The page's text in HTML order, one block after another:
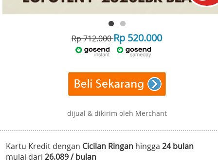
Rp 712.000Rp 520.000
dijual & dikirim oleh Merchant
Kartu Kredit dengan Cicilan Ringan hingga 24 bulan
mulai dari 26.089 / bulan